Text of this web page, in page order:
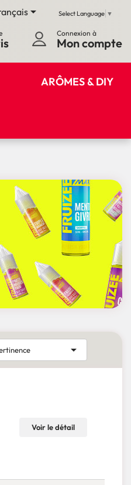
 Select Language ▼
Connexion à
Mon compte
ARÔMES & DIY

Voir le détail